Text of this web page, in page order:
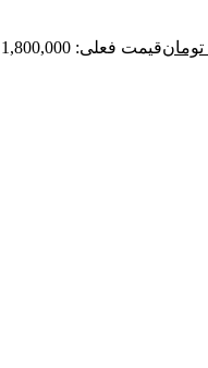
تومانقیمت فعلی: 1,800,000 تومان.